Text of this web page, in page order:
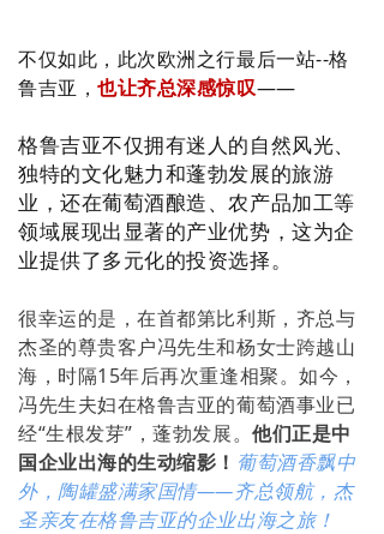
不仅如此，此次欧洲之行最后一站--格
鲁吉亚，也让齐总深感惊叹——
格鲁吉亚不仅拥有迷人的自然风光、
独特的文化魅力和蓬勃发展的旅游
业，还在葡萄酒酿造、农产品加工等
领域展现出显著的产业优势，这为企
业提供了多元化的投资选择。
很幸运的是，在首都第比利斯，齐总与
杰圣的尊贵客户冯先生和杨女士跨越山
海，时隔15年后再次重逢相聚。如今，
冯先生夫妇在格鲁吉亚的葡萄酒事业已
经“生根发芽”，蓬勃发展。他们正是中
国企业出海的生动缩影！ 葡萄酒香飘中
外，陶罐盛满家国情——齐总领航，杰
圣亲友在格鲁吉亚的企业出海之旅！